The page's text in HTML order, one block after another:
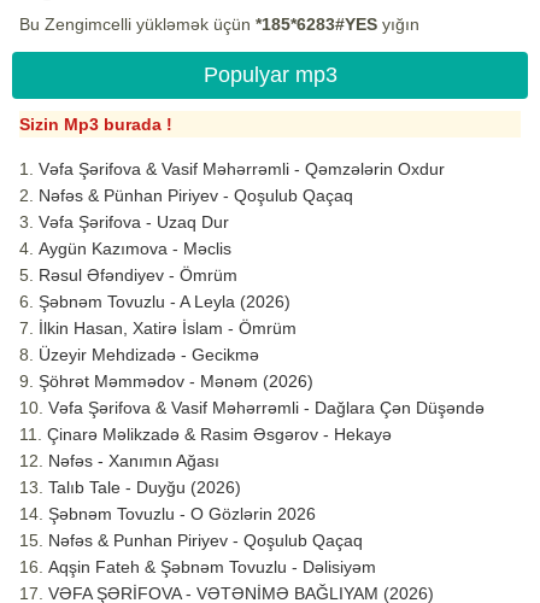
Bu Zengimcelli yükləmək üçün *185*6283#YES yığın
Populyar mp3
Sizin Mp3 burada !
Vəfa Şərifova & Vasif Məhərrəmli - Qəmzələrin Oxdur
Nəfəs & Pünhan Piriyev - Qoşulub Qaçaq
Vəfa Şərifova - Uzaq Dur
Aygün Kazımova - Məclis
Rəsul Əfəndiyev - Ömrüm
Şəbnəm Tovuzlu - A Leyla (2026)
İlkin Hasan, Xatirə İslam - Ömrüm
Üzeyir Mehdizadə - Gecikmə
Şöhrət Məmmədov - Mənəm (2026)
Vəfa Şərifova & Vasif Məhərrəmli - Dağlara Çən Düşəndə
Çinarə Məlikzadə & Rasim Əsgərov - Hekayə
Nəfəs - Xanımın Ağası
Talıb Tale - Duyğu (2026)
Şəbnəm Tovuzlu - O Gözlərin 2026
Nəfəs & Punhan Piriyev - Qoşulub Qaçaq
Aqşin Fateh & Şəbnəm Tovuzlu - Dəlisiyəm
VƏFA ŞƏRİFOVA - VƏTƏNİMƏ BAĞLIYAM (2026)